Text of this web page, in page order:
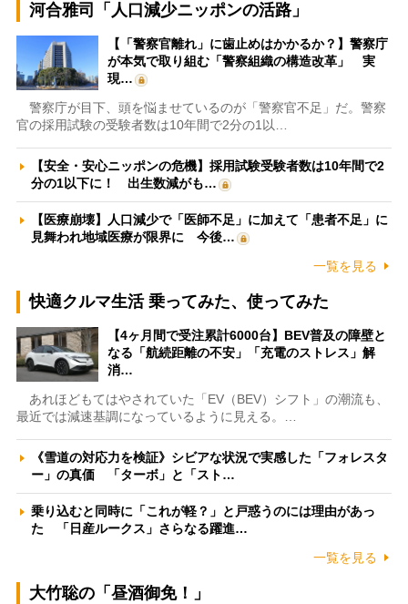
河合雅司「人口減少ニッポンの活路」
【「警察官離れ」に歯止めはかかるか？】警察庁
が本気で取り組む「警察組織の構造改革」 実
現…
警察庁が目下、頭を悩ませているのが「警察官不足」だ。警察
官の採用試験の受験者数は10年間で2分の1以…
【安全・安心ニッポンの危機】採用試験受験者数は10年間で2
分の1以下に！ 出生数減がも…
【医療崩壊】人口減少で「医師不足」に加えて「患者不足」に
見舞われ地域医療が限界に 今後…
一覧を見る
快適クルマ生活 乗ってみた、使ってみた
【4ヶ月間で受注累計6000台】BEV普及の障壁と
なる「航続距離の不安」「充電のストレス」解
消…
あれほどもてはやされていた「EV（BEV）シフト」の潮流も、
最近では減速基調になっているように見える。…
《雪道の対応力を検証》シビアな状況で実感した「フォレスタ
ー」の真価 「ターボ」と「スト…
乗り込むと同時に「これが軽？」と戸惑うのには理由があっ
た 「日産ルークス」さらなる躍進…
一覧を見る
大竹聡の「昼酒御免！」